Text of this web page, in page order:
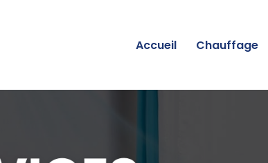
Accueil Chauffage